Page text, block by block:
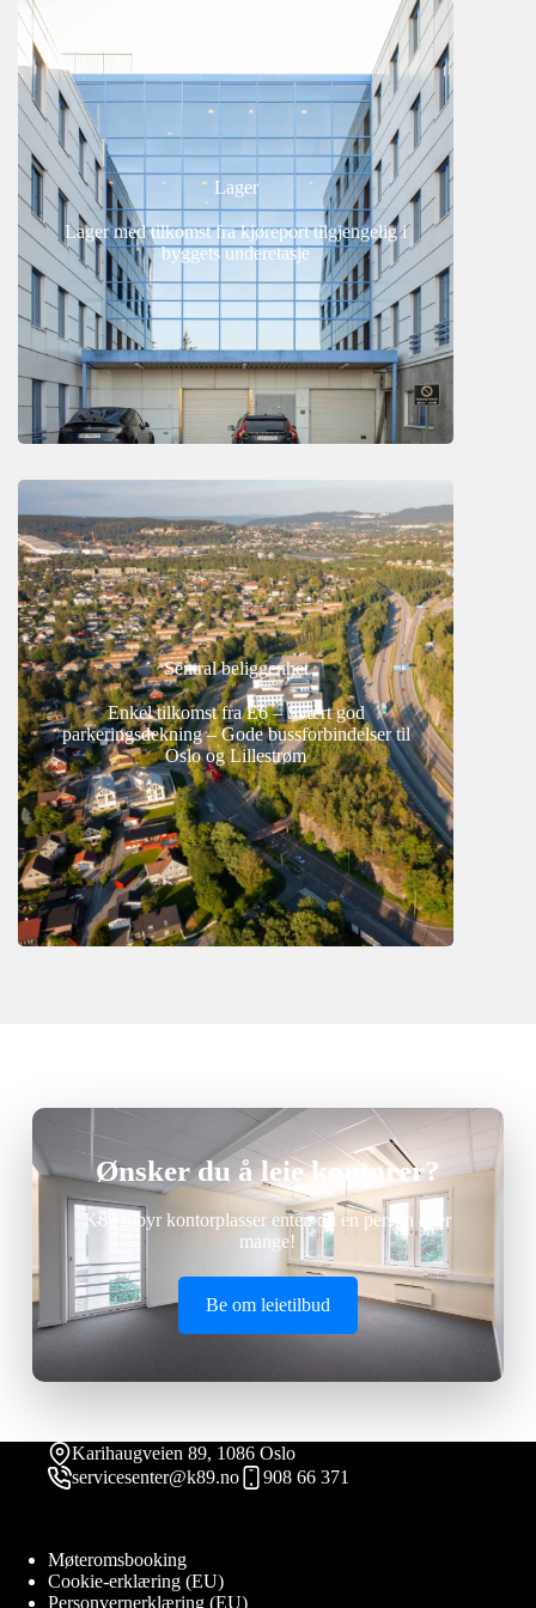
Lager
Lager med tilkomst fra kjøreport tilgjengelig i
byggets underetasje
Sentral beliggenhet
Enkel tilkomst fra E6 –Svært god
parkeringsdekning –Gode bussforbindelser til
Oslo og Lillestrøm
Ønsker du å leie kontorer?
K89 tilbyr kontorplasser enten du en person eller
mange!
Be om leietilbud
Karihaugveien 89, 1086 Oslo
servicesenter@k89.no
908 66 371
Møteromsbooking
Cookie-erklæring (EU)
Personvernerklæring (EU)